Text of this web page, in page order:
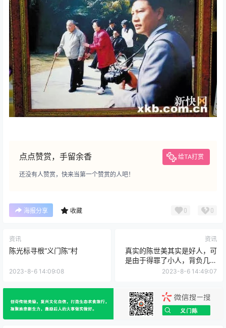
点点赞赏，手留余香 给TA打赏
还没有人赞赏，快来当第一个赞赏的人吧！
海报分享 收藏 0 0
资讯
陈光标寻根“义门陈”村
2023-8-6 14:09:08
资讯
真实的陈世美其实是好人，可
是由于得罪了小人，背负几百
年的骂名！
2023-8-6 14:49:07